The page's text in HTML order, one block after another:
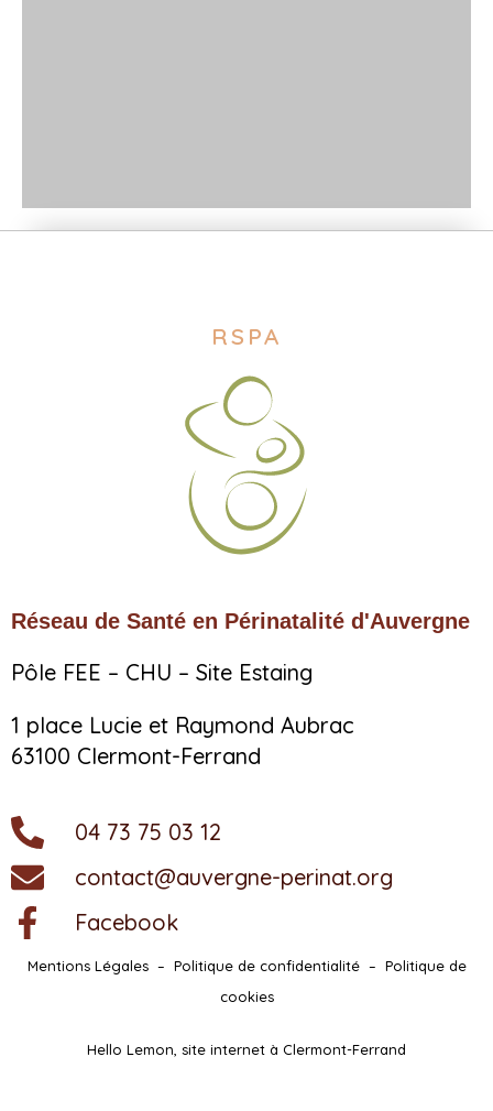
RSPA
Réseau de Santé en Périnatalité d'Auvergne
Pôle FEE – CHU – Site Estaing
1 place Lucie et Raymond Aubrac
63100 Clermont-Ferrand
04 73 75 03 12
contact@auvergne-perinat.org
Facebook
Mentions Légales– Politique de confidentialité– Politique de
cookies
Hello Lemon, site internet à Clermont-Ferrand